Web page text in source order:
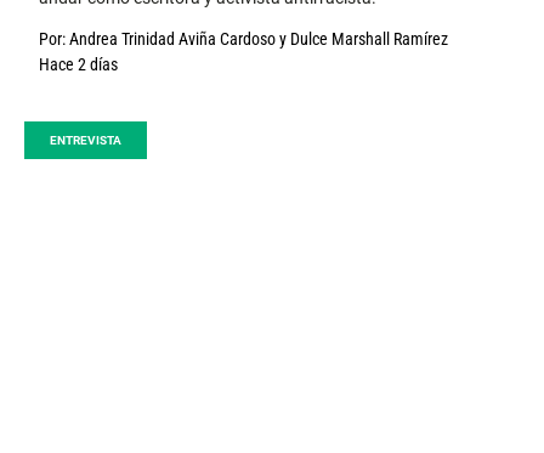
Por:Andrea Trinidad Aviña Cardosoy Dulce Marshall Ramírez
Hace 2 días
ENTREVISTA